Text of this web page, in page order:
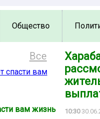
Общество
Все
вам жизнь
10:30